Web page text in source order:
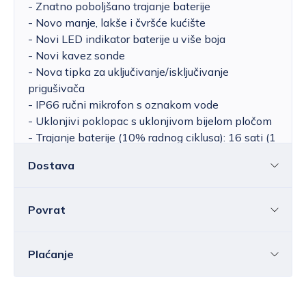
- Znatno poboljšano trajanje baterije
- Novo manje, lakše i čvršće kućište
- Novi LED indikator baterije u više boja
- Novi kavez sonde
- Nova tipka za uključivanje/isključivanje
prigušivača
- IP66 ručni mikrofon s oznakom vode
- Uklonjivi poklopac s uklonjivom bijelom pločom
- Trajanje baterije (10% radnog ciklusa): 16 sati (1
- Uključen prilagođeni OTS ruksak za pohranu
Dostava
Hrvatska
se od 6,25 do 39,15 EUR, ovisno o masi
Povrat
Sve ili pojedine artikle možete vratiti u roku od
14
Plaćanje